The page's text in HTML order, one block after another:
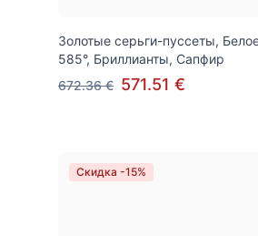
Золотые серьги-пуссеты,
585°, Бриллианты, Сапфир
672.36 € 571.51 €
Скидка -15%